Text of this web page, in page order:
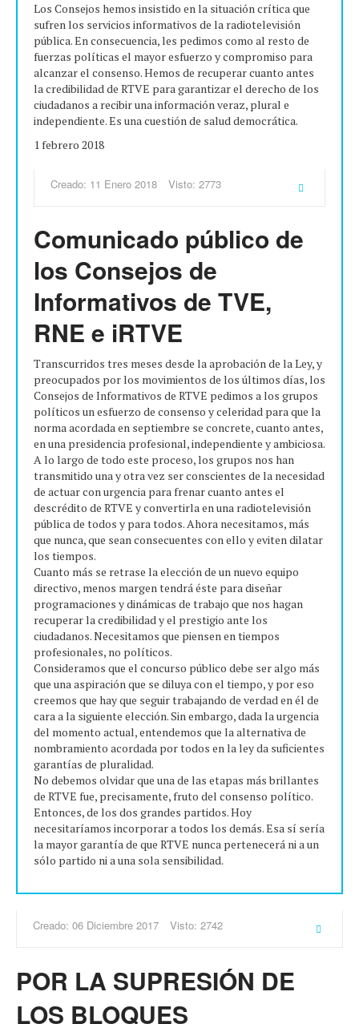
Los Consejos hemos insistido en la situación crítica que
sufren los servicios informativos de la radiotelevisión
pública. En consecuencia, les pedimos como al resto de
fuerzas políticas el mayor esfuerzo y compromiso para
alcanzar el consenso. Hemos de recuperar cuanto antes
la credibilidad de RTVE para garantizar el derecho de los
ciudadanos a recibir una información veraz, plural e
independiente. Es una cuestión de salud democrática.
1 febrero 2018
Creado: 11 Enero 2018 Visto: 2773
Comunicado público de
los Consejos de
Informativos de TVE,
RNE e iRTVE
Transcurridos tres meses desde la aprobación de la Ley, y
preocupados por los movimientos de los últimos días, los
Consejos de Informativos de RTVE pedimos a los grupos
políticos un esfuerzo de consenso y celeridad para que la
norma acordada en septiembre se concrete, cuanto antes,
en una presidencia profesional, independiente y ambiciosa.
A lo largo de todo este proceso, los grupos nos han
transmitido una y otra vez ser conscientes de la necesidad
de actuar con urgencia para frenar cuanto antes el
descrédito de RTVE y convertirla en una radiotelevisión
pública de todos y para todos. Ahora necesitamos, más
que nunca, que sean consecuentes con ello y eviten dilatar
los tiempos.
Cuanto más se retrase la elección de un nuevo equipo
directivo, menos margen tendrá éste para diseñar
programaciones y dinámicas de trabajo que nos hagan
recuperar la credibilidad y el prestigio ante los
ciudadanos. Necesitamos que piensen en tiempos
profesionales, no políticos.
Consideramos que el concurso público debe ser algo más
que una aspiración que se diluya con el tiempo, y por eso
creemos que hay que seguir trabajando de verdad en él de
cara a la siguiente elección. Sin embargo, dada la urgencia
del momento actual, entendemos que la alternativa de
nombramiento acordada por todos en la ley da suficientes
garantías de pluralidad.
No debemos olvidar que una de las etapas más brillantes
de RTVE fue, precisamente, fruto del consenso político.
Entonces, de los dos grandes partidos. Hoy
necesitaríamos incorporar a todos los demás. Esa sí sería
la mayor garantía de que RTVE nunca pertenecerá ni a un
sólo partido ni a una sola sensibilidad.
Creado: 06 Diciembre 2017 Visto: 2742
POR LA SUPRESIÓN DE
LOS BLOQUES